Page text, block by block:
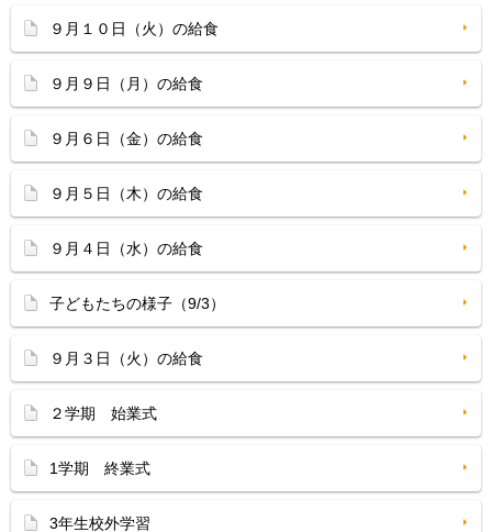
９月１０日（火）の給食
９月９日（月）の給食
９月６日（金）の給食
９月５日（木）の給食
９月４日（水）の給食
子どもたちの様子（9/3）
９月３日（火）の給食
２学期 始業式
1学期 終業式
3年生校外学習